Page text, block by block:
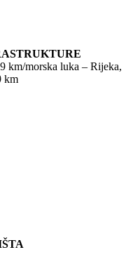
km/morska luka – Rijeka,
km